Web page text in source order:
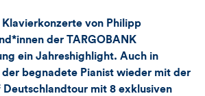
Klavierkonzerte von Philipp
der TARGOBANK
ein Jahreshighlight. Auch in
begnadete Pianist wieder mit der
Deutschlandtour mit 8 exklusiven